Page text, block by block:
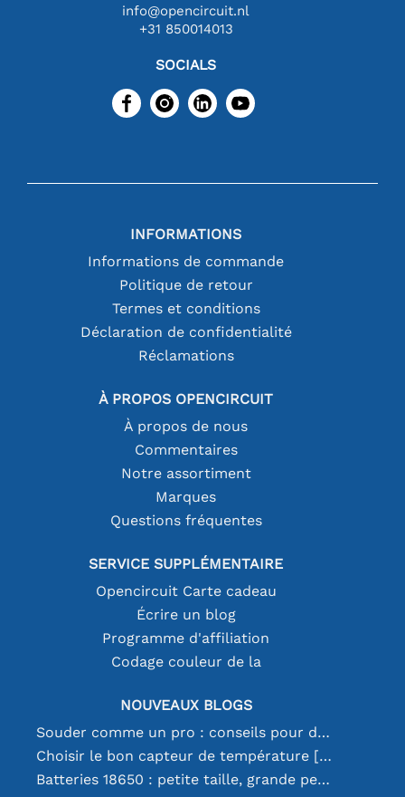
info@opencircuit.nl
+31 850014013
SOCIALS
INFORMATIONS
Informations de commande
Politique de retour
Termes et conditions
Déclaration de confidentialité
Réclamations
À PROPOS OPENCIRCUIT
À propos de nous
Commentaires
Notre assortiment
Marques
Questions fréquentes
SERVICE SUPPLÉMENTAIRE
Opencircuit Carte cadeau
Écrire un blog
Programme d'affiliation
Codage couleur de la
NOUVEAUX BLOGS
Souder comme un pro : conseils pour des connexions électroniques parfaites
Choisir le bon capteur de température [youtube]
Batteries 18650 : petite taille, grande performance